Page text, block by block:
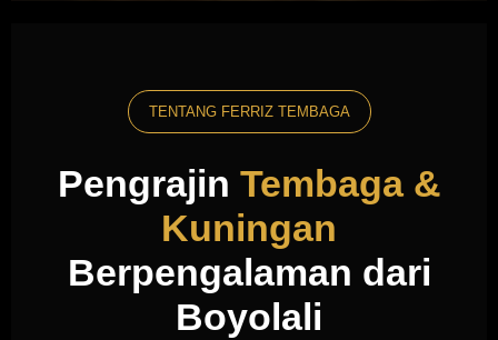
TENTANG FERRIZ TEMBAGA
Pengrajin Tembaga &
Kuningan
Berpengalaman dari
Boyolali